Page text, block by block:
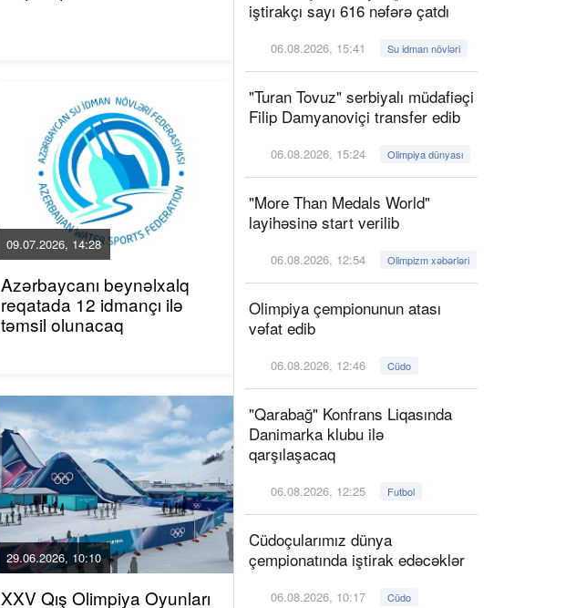
09.07.2026, 14:28
Azərbaycanı beynəlxalq
reqatada 12 idmançı ilə
təmsil olunacaq
29.06.2026, 10:10
XXV Qış Olimpiya Oyunları
iştirakçı sayı 616 nəfərə çatdı
06.08.2026, 15:41 Su idman növləri
"Turan Tovuz" serbiyalı müdafiəçi
Filip Damyanoviçi transfer edib
06.08.2026, 15:24 Olimpiya dünyası
"More Than Medals World"
layihəsinə start verilib
06.08.2026, 12:54 Olimpizm xəbərləri
Olimpiya çempionunun atası
vəfat edib
06.08.2026, 12:46 Cüdo
"Qarabağ" Konfrans Liqasında
Danimarka klubu ilə
qarşılaşacaq
06.08.2026, 12:25 Futbol
Cüdoçularımız dünya
çempionatında iştirak edəcəklər
06.08.2026, 10:17 Cüdo